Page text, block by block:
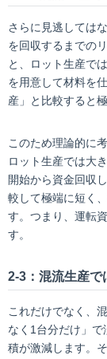
さらに見逃しては
を回収するまでの
と、ロット生産で
を用意して材料を
産」と比較すると
このため理論的に
ロット生産では大
開始から資金回収
較して極端に短く
す。つまり、運転
す。
2-3：混流生産で
これだけでなく、
なく1台分だけ」
積が激減します。